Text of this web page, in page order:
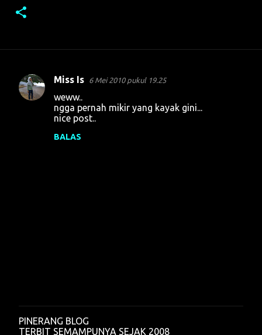
K
Miss Is 6 Mei 2010 pukul 19.25
weww..
ngga pernah mikir yang kayak gini...
nice post..
BALAS
P
PINERANG BLOG
TERBIT SEMAMPUNYA SEJAK 2008